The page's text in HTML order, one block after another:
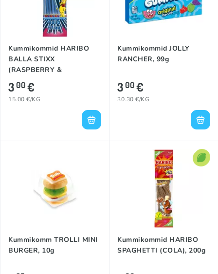
Kummikommid HARIBO
BALLA STIXX
(RASPBERRY &
BLACKBERRY), 200g
300€
15.00 €/KG
Kummikommid JOLLY
RANCHER, 99g
300€
30.30 €/KG
Kummikomm TROLLI MINI
BURGER, 10g
Kummikommid HARIBO
SPAGHETTI (COLA), 200g